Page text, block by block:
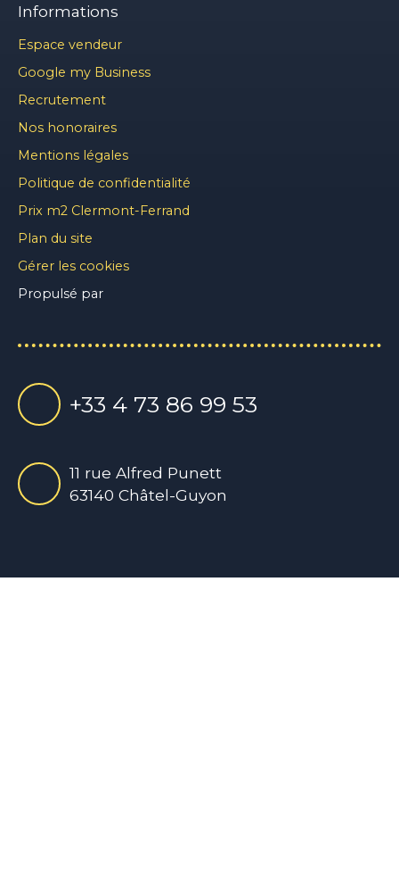
Informations
Espace vendeur
Google my Business
Recrutement
Nos honoraires
Mentions légales
Politique de confidentialité
Prix m2 Clermont-Ferrand
Plan du site
Gérer les cookies
Propulsé par
+33 4 73 86 99 53
11 rue Alfred Punett
63140 Châtel-Guyon